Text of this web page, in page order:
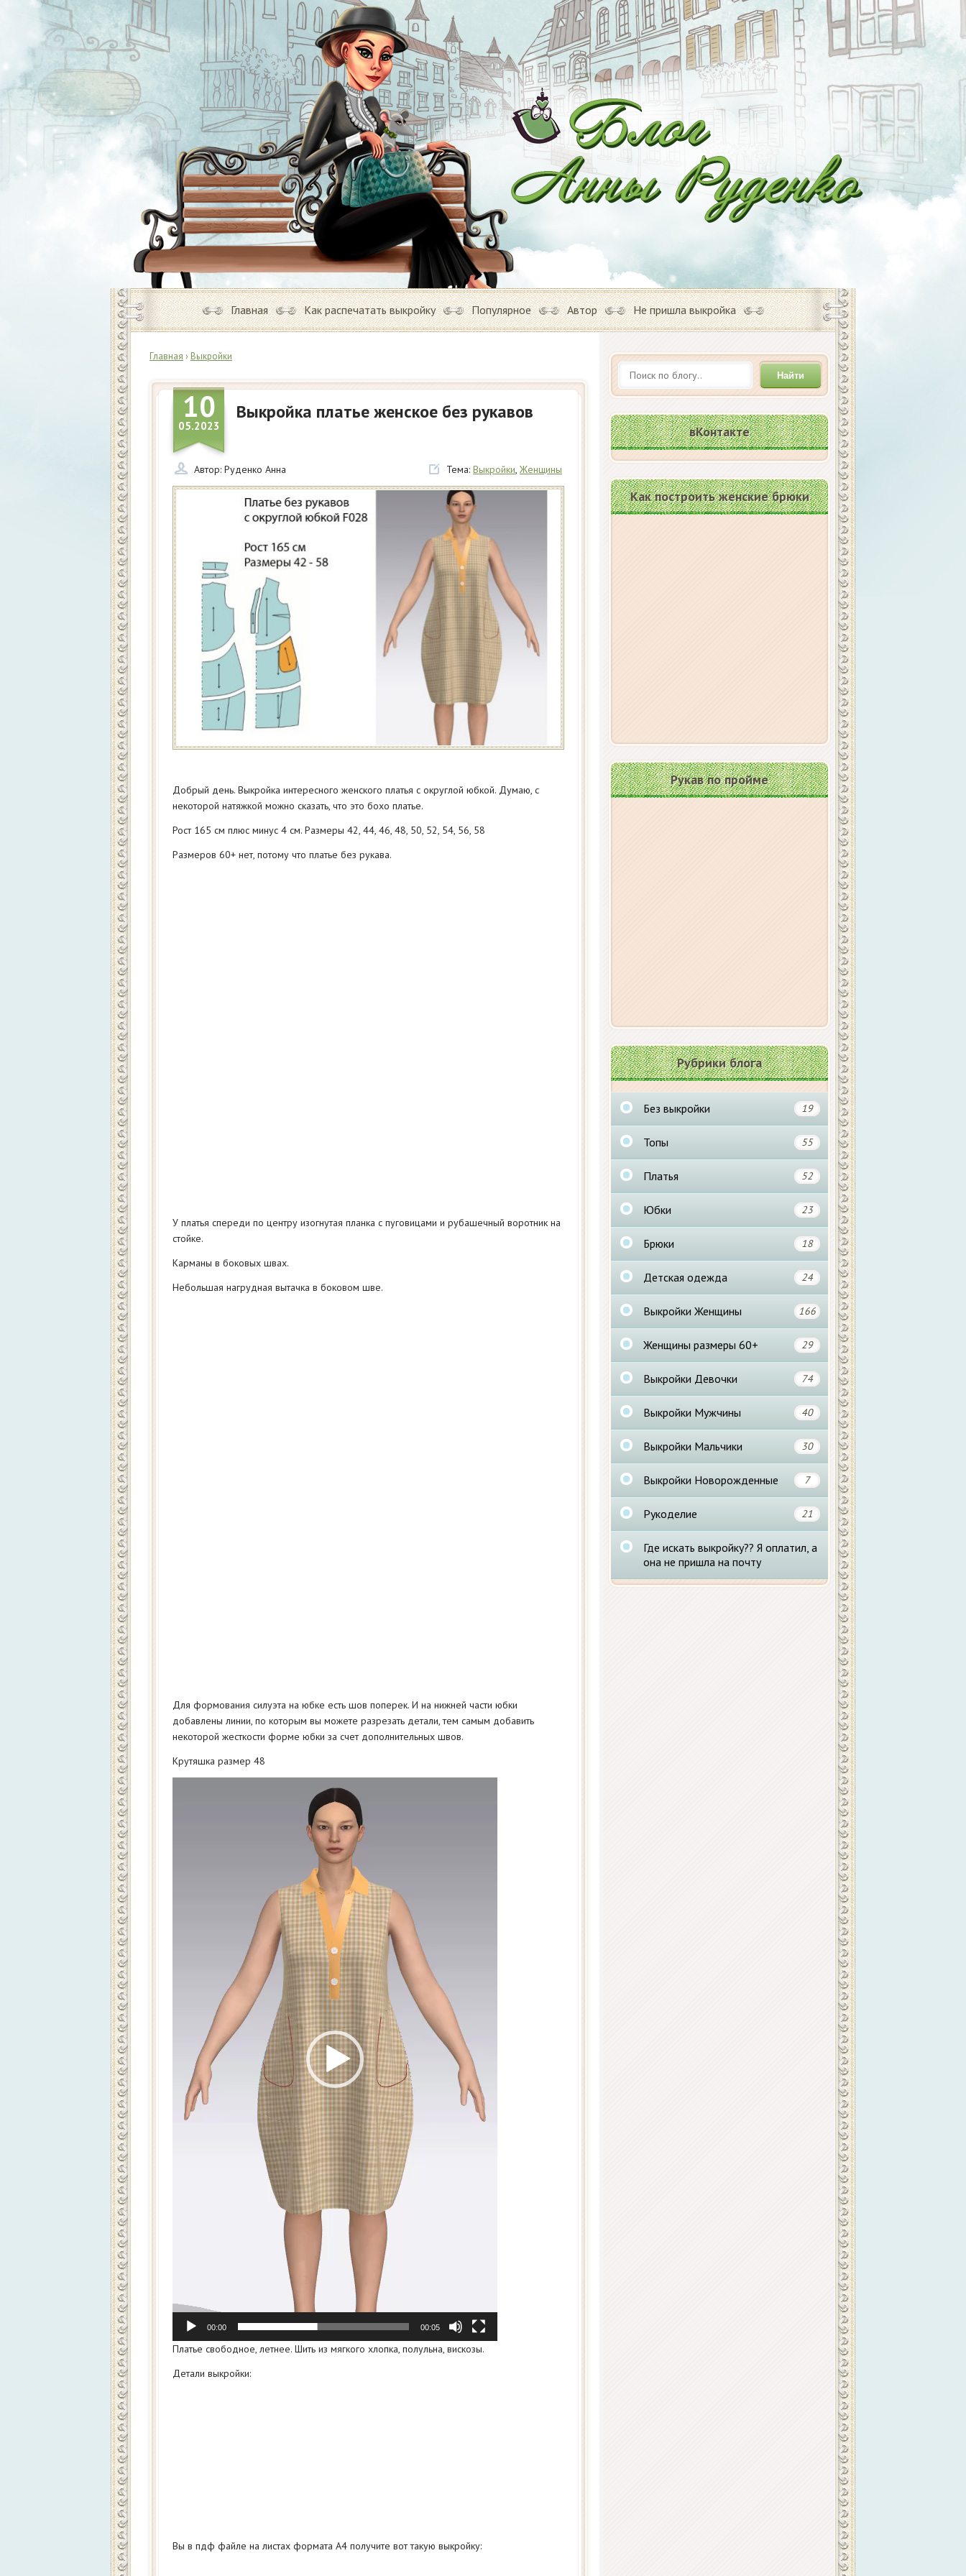
Главная Как распечатать выкройку Популярное Автор Не пришла выкройка
Главная › Выкройки
10
05.2023
Выкройка платье женское без рукавов
Автор: Руденко Анна Тема: Выкройки, Женщины
Добрый день. Выкройка интересного женского платья с округлой юбкой. Думаю, с
некоторой натяжкой можно сказать, что это бохо платье.
Рост 165 см плюс минус 4 см. Размеры 42, 44, 46, 48, 50, 52, 54, 56, 58
Размеров 60+ нет, потому что платье без рукава.
У платья спереди по центру изогнутая планка с пуговицами и рубашечный воротник на
стойке.
Карманы в боковых швах.
Небольшая нагрудная вытачка в боковом шве.
Для формования силуэта на юбке есть шов поперек. И на нижней части юбки
добавлены линии, по которым вы можете разрезать детали, тем самым добавить
некоторой жесткости форме юбки за счет дополнительных швов.
Крутяшка размер 48
00:00 00:05
Платье свободное, летнее. Шить из мягкого хлопка, полульна, вискозы.
Детали выкройки:
Вы в пдф файле на листах формата А4 получите вот такую выкройку:
Найти
вКонтакте
Как построить женские брюки
Рукав по пройме
Рубрики блога
Без выкройки 19
Топы 55
Платья 52
Юбки 23
Брюки 18
Детская одежда 24
Выкройки Женщины 166
Женщины размеры 60+ 29
Выкройки Девочки 74
Выкройки Мужчины 40
Выкройки Мальчики 30
Выкройки Новорожденные 7
Рукоделие 21
Где искать выкройку?? Я оплатил, а
она не пришла на почту